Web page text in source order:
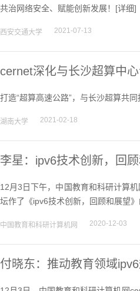
共治网络安全、赋能创新发展！[详细]
西安交通大学 2021-07-13
cernet深化与长沙超算中
打造“超算高速公路”，与长沙超算共
湖南大学 2021-02-18
李星：ipv6技术创新，回
12月3日下午，中国教育和科研计算
坛作了《ipv6技术创新，回顾和展望
中国教育和科研计算机网 2020-12-03
付晓东：推动教育领域